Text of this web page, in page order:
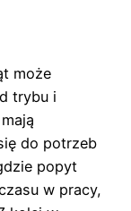
może
trybu i
do potrzeb
popyt
w pracy,